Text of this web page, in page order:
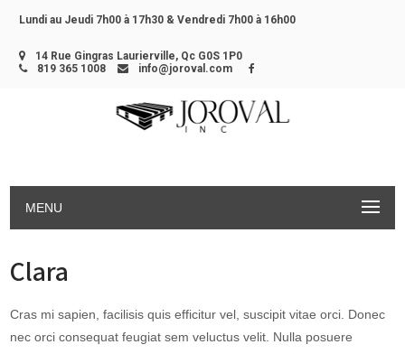
Lundi au Jeudi 7h00 à 17h30 &Vendredi 7h00 à 16h00
14 Rue Gingras Laurierville, Qc G0S 1P0
819 365 1008
info@joroval.com
MENU
Clara
Cras mi sapien, facilisis quis efficitur vel, suscipit vitae orci. Donec
nec orci consequat feugiat sem veluctus velit. Nulla posuere